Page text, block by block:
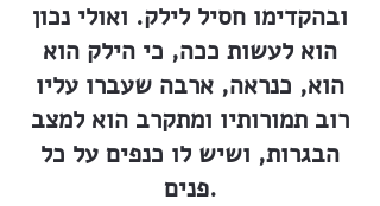
ובהקדימו חסיל לילק. ואולי נכון
הוא לעשות ככה, כי הילק הוא
הוא, כנראה, ארבה שעברו עליו
רוב תמורותיו ומתקרב הוא למצב
הבגרות, ושיש לו כנפים על כל
פנים.